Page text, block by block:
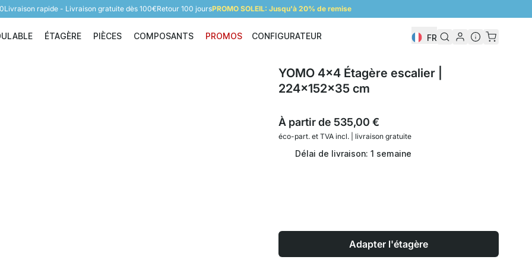
Livraison rapide - Livraison gratuite dès 100€Retour 100 joursPROMO SOLEIL: Jusqu'à 20% de remise
Étagère modulable
ÉTAGÈRE
Étagère
PIÈCES
Pièces
COMPOSANTS
Composants
PROMOS CONFIGURATEUR FR
YOMO 4x4 Étagère escalier |
224x152x35 cm
À partir de 535,00 €
éco-part. etTVA incl. | livraison gratuite
Délai de livraison: 1 semaine
Adapter l'étagère